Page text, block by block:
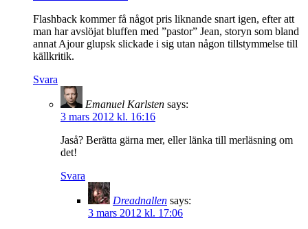
Flashback kommer få något pris liknande snart igen, efter att
man har avslöjat bluffen med ”pastor” Jean, storyn som bland
annat Ajour glupsk slickade i sig utan någon tillstymmelse till
källkritik.
Svara
Emanuel Karlsten says:
3 mars 2012 kl. 16:16
Jaså? Berätta gärna mer, eller länka till merläsning om
det!
Svara
Dreadnallen says:
3 mars 2012 kl. 17:06